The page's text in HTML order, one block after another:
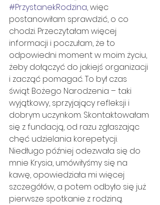
#PrzystanekRodzina, więc
postanowiłam sprawdzić, o co
chodzi. Przeczytałam więcej
informacji i poczułam, że to
odpowiedni moment w moim życiu,
żeby dołączyć do jakiejś organizacji
i zacząć pomagać. To był czas
świąt Bożego Narodzenia – taki
wyjątkowy, sprzyjający refleksji i
dobrym uczynkom. Skontaktowałam
się z fundacją, od razu zgłaszając
chęć udzielania korepetycji.
Niedługo później odezwała się do
mnie Krysia, umówiłyśmy się na
kawę, opowiedziała mi więcej
szczegółów, a potem odbyło się już
pierwsze spotkanie z rodziną.